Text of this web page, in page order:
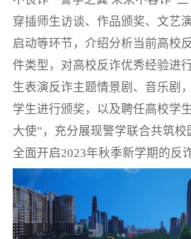
穿插师生访谈、作品颁奖、文艺
启动等环节，介绍分析当前高校
件类型，对高校反诈优秀经验进
生表演反诈主题情景剧、音乐剧
学生进行颁奖，以及聘任高校学
大使”，充分展现警学联合共筑校
全面开启2023年秋季新学期的反